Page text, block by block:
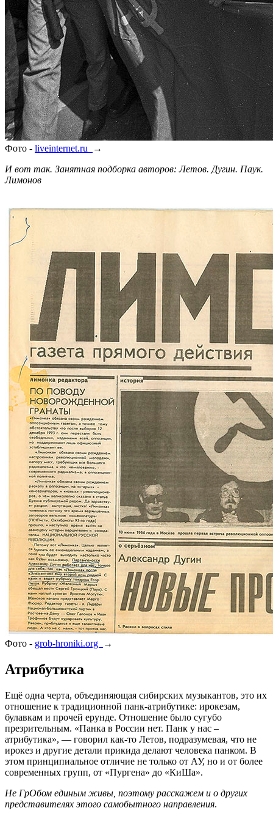
Фото - liveinternet.ru
→
И вот так. Занятная подборка авторов: Летов. Дугин. Паук.
Лимонов
Фото - grob-hroniki.org →
Атрибутика
Ещё одна черта, объединяющая сибирских музыкантов, это их
отношение к традиционной панк-атрибутике: ирокезам,
булавкам и прочей ерунде. Отношение было сугубо
презрительным. «Панка в России нет. Панк у нас –
атрибутика», — говорил как-то Летов, подразумевая, что не
ирокез и другие детали прикида делают человека панком. В
этом принципиальное отличие не только от АУ, но и от более
современных групп, от «Пургена» до «КиШа».
Не ГрОбом единым живы, поэтому расскажем и о других
представителях этого самобытного направления.